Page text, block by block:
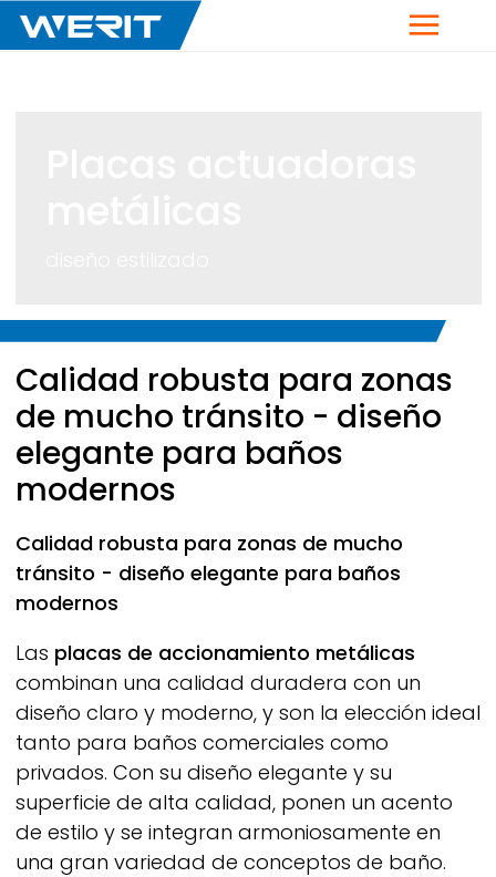
Menú
Breadcrumb
Calidad robusta para zonas
de mucho tránsito - diseño
elegante para baños
modernos
Calidad robusta para zonas de mucho
tránsito - diseño elegante para baños
modernos
Las placas de accionamiento metálicas
combinan una calidad duradera con un
diseño claro y moderno, y son la elección ideal
tanto para baños comerciales como
privados. Con su diseño elegante y su
superficie de alta calidad, ponen un acento
de estilo y se integran armoniosamente en
una gran variedad de conceptos de baño.